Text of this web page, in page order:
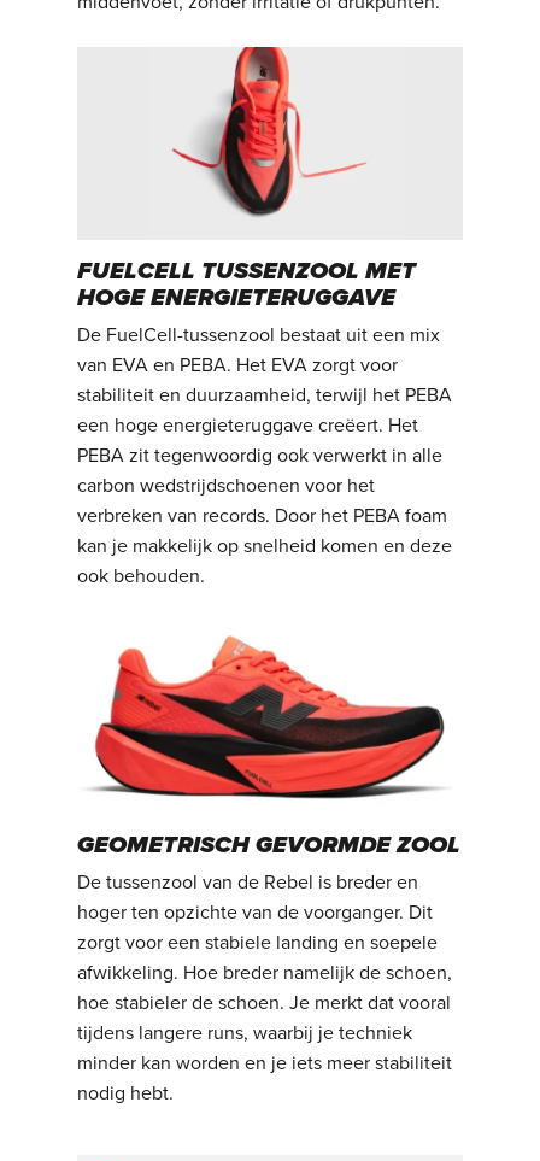
FUELCELL TUSSENZOOL MET
HOGE ENERGIETERUGGAVE
De FuelCell-tussenzool bestaat uit een mix
van EVA en PEBA. Het EVA zorgt voor
stabiliteit en duurzaamheid, terwijl het PEBA
een hoge energieteruggave creëert. Het
PEBA zit tegenwoordig ook verwerkt in alle
carbon wedstrijdschoenen voor het
verbreken van records. Door het PEBA foam
kan je makkelijk op snelheid komen en deze
ook behouden.
GEOMETRISCH GEVORMDE ZOOL
De tussenzool van de Rebel is breder en
hoger ten opzichte van de voorganger. Dit
zorgt voor een stabiele landing en soepele
afwikkeling. Hoe breder namelijk de schoen,
hoe stabieler de schoen. Je merkt dat vooral
tijdens langere runs, waarbij je techniek
minder kan worden en je iets meer stabiliteit
nodig hebt.